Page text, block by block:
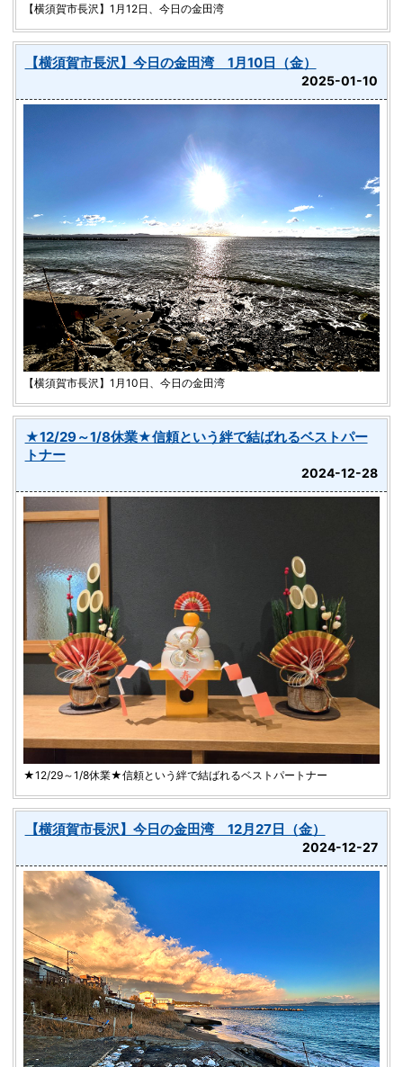
【横須賀市長沢】1月12日、今日の金田湾
【横須賀市長沢】今日の金田湾 1月10日（金）
2025-01-10
【横須賀市長沢】1月10日、今日の金田湾
★12/29～1/8休業★信頼という絆で結ばれるベストパー
トナー
2024-12-28
★12/29～1/8休業★信頼という絆で結ばれるベストパートナー
【横須賀市長沢】今日の金田湾 12月27日（金）
2024-12-27